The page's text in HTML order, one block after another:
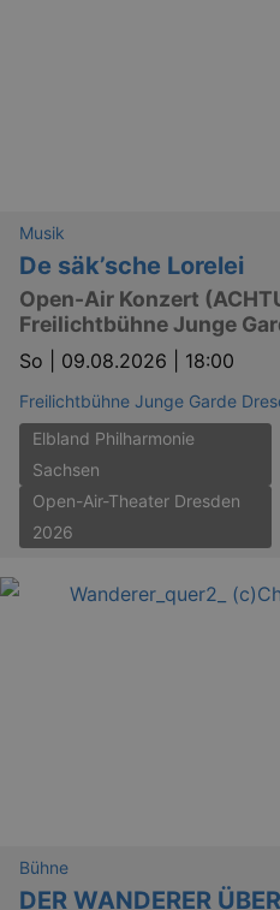
Musik
De säk’sche Lorelei
Open-Air Konzert
Freilichtbühne Junge
So | 09.08.2026 | 18:00
Freilichtbühne Junge Garde
Elbland Philharmonie
Sachsen
Open-Air-Theater Dresden
2026
Bühne
DER WANDERER